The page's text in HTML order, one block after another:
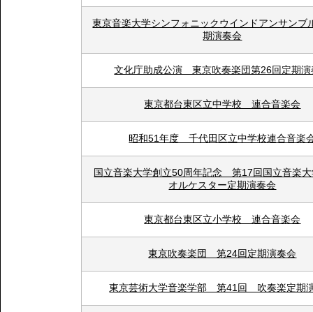
東京音楽大学シンフォニックウインドアンサンブ
期演奏会
文化庁助成公演 東京吹奏楽団第26回定期演
東京都台東区立中学校 連合音楽会
昭和51年度 千代田区立中学校連合音楽
国立音楽大学創立50周年記念 第17回国立音楽
オルケスター定期演奏会
東京都台東区立小学校 連合音楽会
東京吹奏楽団 第24回定期演奏会
東京芸術大学音楽学部 第41回 吹奏楽定期